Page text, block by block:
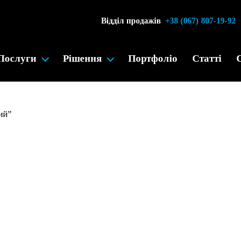
Відділ продажів +38 (067) 807-19-92
Рішення Портфоліо Статті